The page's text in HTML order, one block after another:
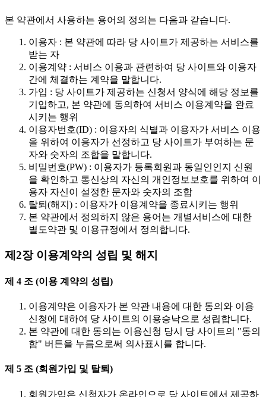
본 약관에서 사용하는 용어의 정의는 다음과 같습니다.
이용자 : 본 약관에 따라 당 사이트가 제공하는 서비스를
받는 자
이용계약 : 서비스 이용과 관련하여 당 사이트와 이용자
간에 체결하는 계약을 말합니다.
가입 : 당 사이트가 제공하는 신청서 양식에 해당 정보를
기입하고, 본 약관에 동의하여 서비스 이용계약을 완료
시키는 행위
이용자번호(ID) : 이용자의 식별과 이용자가 서비스 이용
을 위하여 이용자가 선정하고 당 사이트가 부여하는 문
자와 숫자의 조합을 말합니다.
비밀번호(PW) : 이용자가 등록회원과 동일인인지 신원
을 확인하고 통신상의 자신의 개인정보보호를 위하여 이
용자 자신이 설정한 문자와 숫자의 조합
탈퇴(해지) : 이용자가 이용계약을 종료시키는 행위
본 약관에서 정의하지 않은 용어는 개별서비스에 대한
별도약관 및 이용규정에서 정의합니다.
제2장 이용계약의 성립 및 해지
제 4 조 (이용 계약의 성립)
이용계약은 이용자가 본 약관 내용에 대한 동의와 이용
신청에 대하여 당 사이트의 이용승낙으로 성립합니다.
본 약관에 대한 동의는 이용신청 당시 당 사이트의 "동의
함" 버튼을 누름으로써 의사표시를 합니다.
제 5 조 (회원가입 및 탈퇴)
회원가입은 신청자가 온라인으로 당 사이트에서 제공하